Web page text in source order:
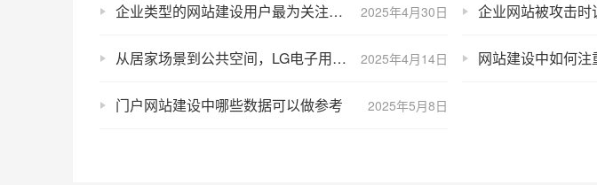
2025年4月30日
企业类型的网站建设用户最为关注哪些地方？
2025年4月14日
从居家场景到公共空间，LG电子用情感智能重新定义客户体验
2025年5月8日
门户网站建设中哪些数据可以做参考